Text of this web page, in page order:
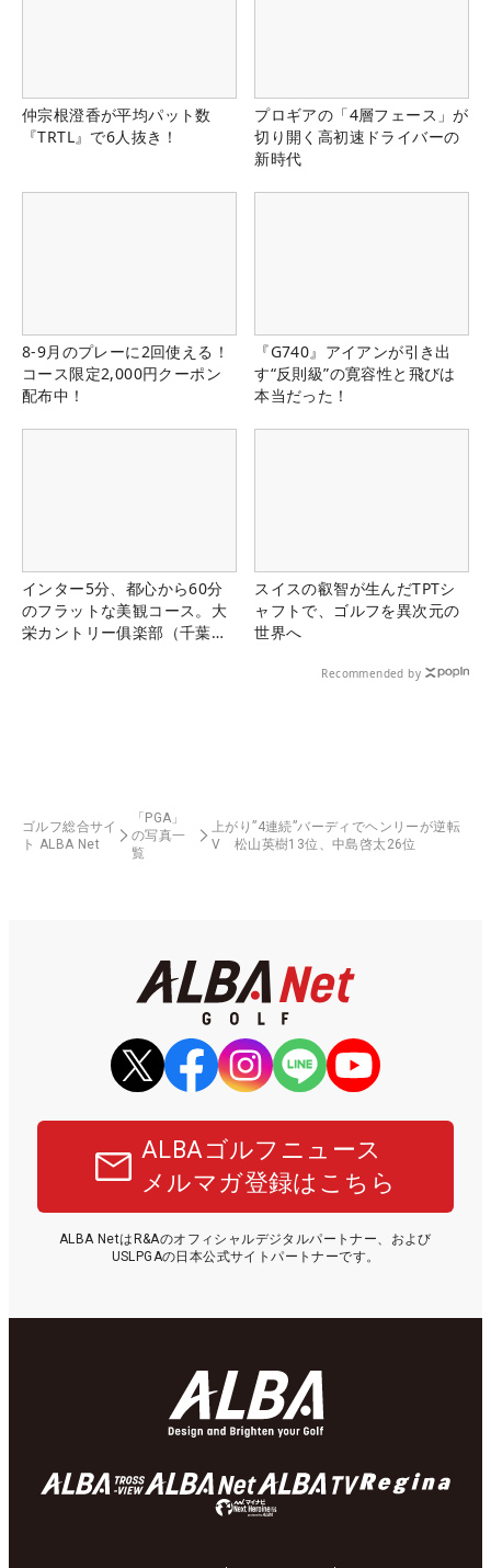
仲宗根澄香が平均パット数
『TRTL』で6人抜き！
プロギアの「4層フェース」が
切り開く高初速ドライバーの
新時代
8-9月のプレーに2回使える！
コース限定2,000円クーポン
配布中！
『G740』アイアンが引き出
す“反則級”の寛容性と飛びは
本当だった！
インター5分、都心から60分
のフラットな美観コース。大
栄カントリー俱楽部（千葉
スイスの叡智が生んだTPTシ
ャフトで、ゴルフを異次元の
世界へ
Recommended by
ゴルフ総合サイ
ト ALBA Net
「PGA」
の写真一
覧
上がり”4連続”バーディでヘンリーが逆転
V 松山英樹13位、中島啓太26位
ALBAゴルフニュース
メルマガ登録はこちら
ALBA NetはR&Aのオフィシャルデジタルパートナー、および
USLPGAの日本公式サイトパートナーです。